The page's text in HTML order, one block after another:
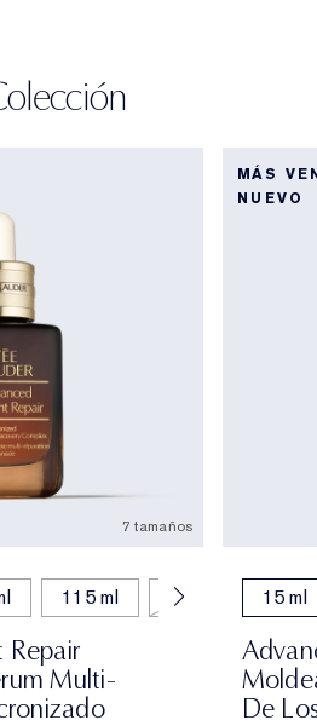
7 tamaños
115 ml 7 ml 15 ml
Multi-
MÁS
NUEVO
15 ml
De